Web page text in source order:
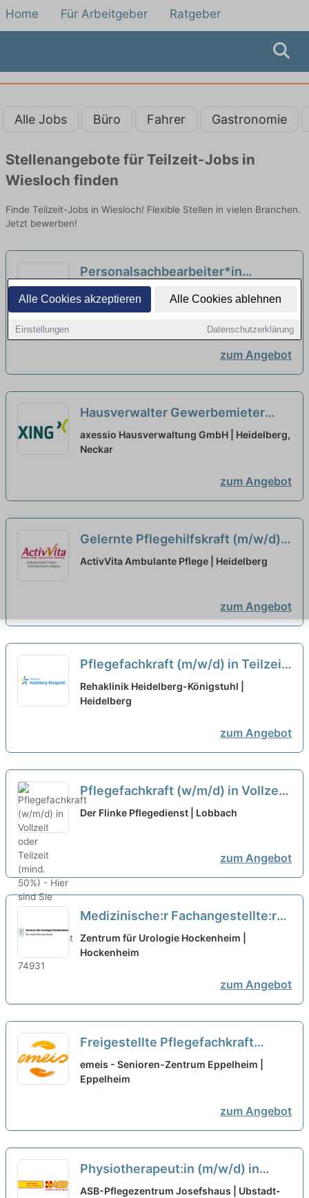
Alle Cookies akzeptieren Alle Cookies ablehnen
Einstellungen Datenschutzerklärung
Home Für Arbeitgeber Ratgeber
Alle Jobs Büro Fahrer Gastronomie
Stellenangebote für Teilzeit-Jobs in
Wiesloch finden
Finde Teilzeit-Jobs in Wiesloch! Flexible Stellen in vielen Branchen.
Jetzt bewerben!
Personalsachbearbeiter*in
(m/w/d) in Voll- oder Teilzeit
(Elternzeitvertretung)
Max-Planck-Institut für ausländisches
öffentliches Recht und Völkerrecht |
zum Angebot
Hausverwalter Gewerbemieter
Teilzeit/Vollzeit (m/w/d) neu
axessio Hausverwaltung GmbH | Heidelberg,
Neckar
zum Angebot
Gelernte Pflegehilfskraft (m/w/d)
in Teilzeit (50-90%) - Kommen Sie
ActivVita Ambulante Pflege | Heidelberg
zum Angebot
Pflegefachkraft (m/w/d) in Teilzeit
- Werden Sie Teil unseres Teams!
neu
Rehaklinik Heidelberg-Königstuhl |
Heidelberg
zum Angebot
Pflegefachkraft (w/m/d) in Vollzeit
oder Teilzeit (mind. 50%) - Hier
Der Flinke Pflegedienst | Lobbach
zum Angebot
Medizinische:r Fachangestellte:r
(m/w/d) in Teilzeit (36
Wochenstunden) – Wir suchen
Zentrum für Urologie Hockenheim |
Hockenheim
zum Angebot
Freigestellte Pflegefachkraft
(m/w/d) als Praxisanleitung in
Teilzeit - Ein Arbeitsplatz in einer
emeis - Senioren-Zentrum Eppelheim |
Eppelheim
zum Angebot
Physiotherapeut:in (m/w/d) in
Teilzeit (40%) - Mit Menschen für
ASB-Pflegezentrum Josefshaus | Ubstadt-